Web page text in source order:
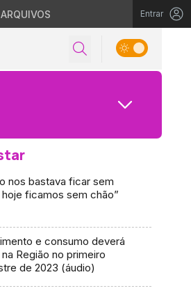
Entrar
nos bastava ficar sem
ficamos sem chão”
e consumo deverá
Região no primeiro
de 2023 (áudio)